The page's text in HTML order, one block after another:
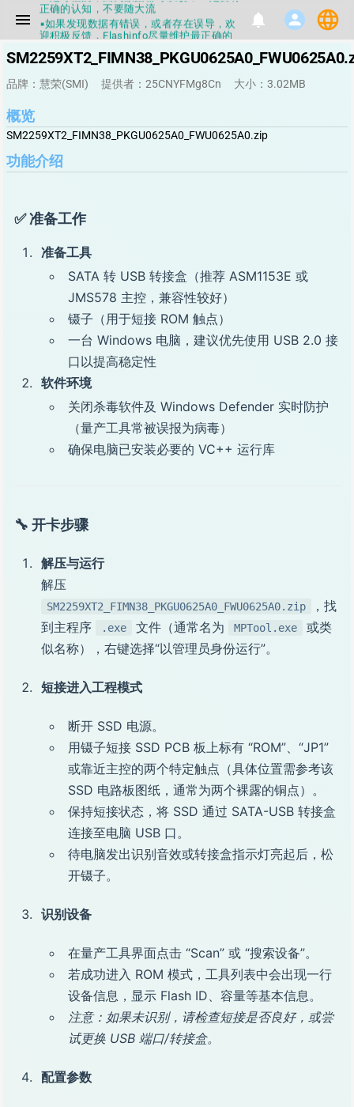
menu
▪如果发现数据有错误，或者存在误导，欢
迎积极反馈，Flashinfo尽量维护最正确的
指导性数据
▪Flashinfo APP更新技术规格和量产工具标
签啦，使用更加丝滑，快点击下载吧
▪兄弟们没事不要乱下载量产工具，过分了
下载服务会暂停一段时间才能恢复
数据都不要100%相信，包括量产工具都不
一定可信的，因为数据都可以改，一定要有
正确的认知，不要随大流
▪如果发现数据有错误，或者存在误导，欢
签啦，使用更加丝滑，快点击下载吧
notifications person language
品牌：慧荣(SMI) 提供者：25CNYFMg8Cn 大小：3.02MB
概览
SM2259XT2_FIMN38_PKGU0625A0_FWU0625A0.zip
功能介绍
✅ 准备工作
准备工具
SATA 转 USB 转接盒（推荐 ASM1153E 或
JMS578 主控，兼容性较好）
镊子（用于短接 ROM 触点）
一台 Windows 电脑，建议优先使用 USB 2.0 接
口以提高稳定性
软件环境
关闭杀毒软件及 Windows Defender 实时防护
（量产工具常被误报为病毒）
确保电脑已安装必要的 VC++ 运行库
🔧 开卡步骤
解压与运行
解压
SM2259XT2_FIMN38_PKGU0625A0_FWU0625A0.zip
，找
到主程序
.exe 文件（通常名为 MPTool.exe
或类
似名称），右键选择“以管理员身份运行”。
短接进入工程模式
断开 SSD 电源。
用镊子短接 SSD PCB 板上标有 “ROM”、“JP1”
或靠近主控的两个特定触点（具体位置需参考该
SSD 电路板图纸，通常为两个裸露的铜点）。
保持短接状态，将 SSD 通过 SATA-USB 转接盒
连接至电脑 USB 口。
待电脑发出识别音效或转接盒指示灯亮起后，松
开镊子。
识别设备
在量产工具界面点击 “Scan” 或 “搜索设备”。
若成功进入 ROM 模式，工具列表中会出现一行
设备信息，显示 Flash ID、容量等基本信息。
注意：如果未识别，请检查短接是否良好，或尝
试更换 USB 端口/转接盒。
配置参数